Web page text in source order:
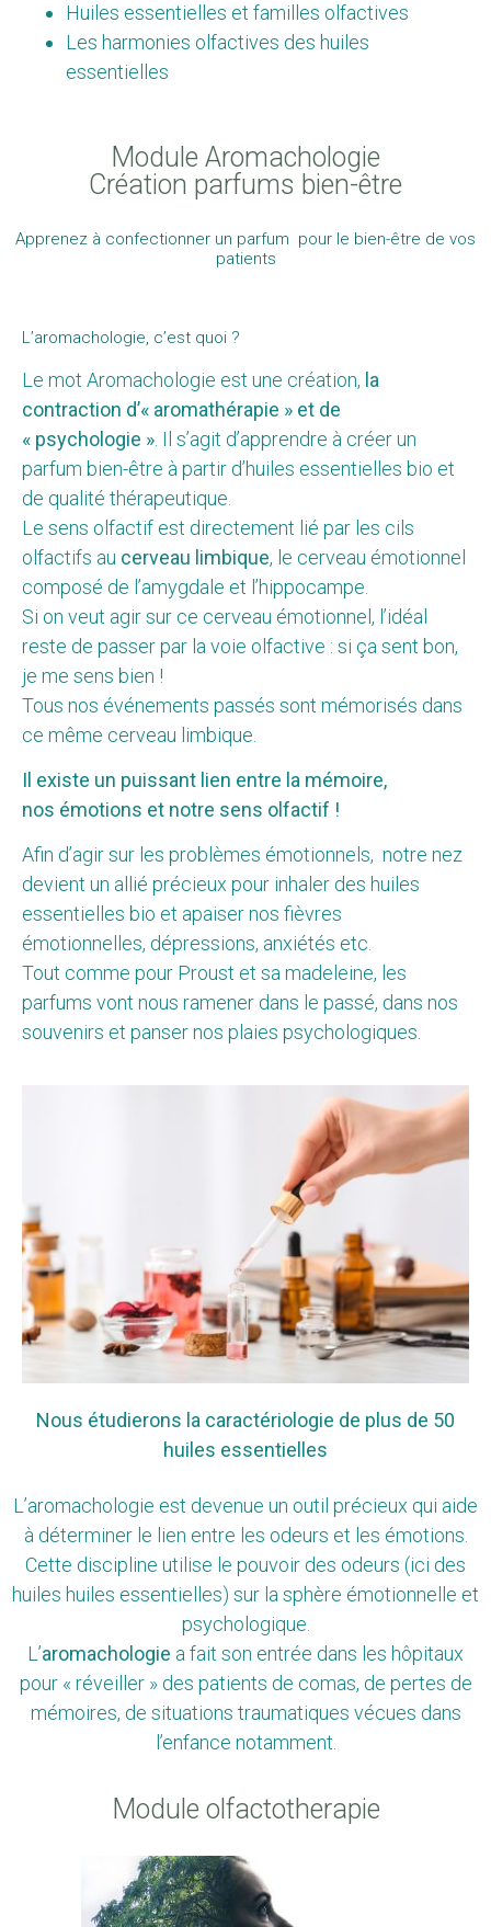
Huiles essentielles et familles olfactives
Les harmonies olfactives des huiles
essentielles
Module Aromachologie
Création parfums bien-être
Apprenez à confectionner un parfum pour le bien-être de vos
patients
L’aromachologie, c’est quoi ?
Le mot Aromachologie est une création, la
contraction d’« aromathérapie » et de
« psychologie » . Il s’agit d’apprendre à créer un
parfum bien-être à partir d’huiles essentielles bio et
de qualité thérapeutique.
Le sens olfactif est directement lié par les cils
olfactifs au cerveau limbique, le cerveau émotionnel
composé de l’amygdale et l’hippocampe.
Si on veut agir sur ce cerveau émotionnel, l’idéal
reste de passer par la voie olfactive : si ça sent bon,
je me sens bien !
Tous nos événements passés sont mémorisés dans
ce même cerveau limbique.
Il existe un puissant lien entre la mémoire,
nos émotions et notre sens olfactif !
Afin d’agir sur les problèmes émotionnels, notre nez
devient un allié précieux pour inhaler des huiles
essentielles bio et apaiser nos fièvres
émotionnelles, dépressions, anxiétés etc.
Tout comme pour Proust et sa madeleine, les
parfums vont nous ramener dans le passé, dans nos
souvenirs et panser nos plaies psychologiques.
Nous étudierons la caractériologie de plus de 50
huiles essentielles
L’aromachologie est devenue un outil précieux qui aide
à déterminer le lien entre les odeurs et les émotions.
Cette discipline utilise le pouvoir des odeurs (ici des
huiles huiles essentielles) sur la sphère émotionnelle et
psychologique.
L’aromachologie a fait son entrée dans les hôpitaux
pour « réveiller » des patients de comas, de pertes de
mémoires, de situations traumatiques vécues dans
l’enfance notamment.
Module olfactotherapie